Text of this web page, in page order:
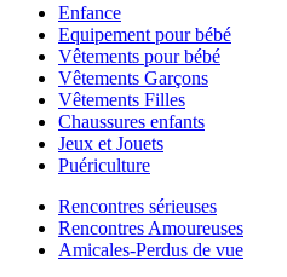
Enfance
Equipement pour bébé
Vêtements pour bébé
Vêtements Garçons
Vêtements Filles
Chaussures enfants
Jeux et Jouets
Puériculture
Rencontres sérieuses
Rencontres Amoureuses
Amicales-Perdus de vue